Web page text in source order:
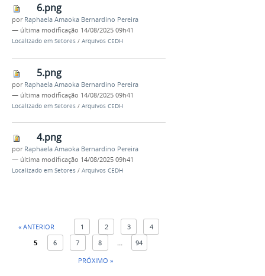
6.png
por Raphaela Amaoka Bernardino Pereira
— última modificação 14/08/2025 09h41
Localizado em Setores / Arquivos CEDH
5.png
por Raphaela Amaoka Bernardino Pereira
— última modificação 14/08/2025 09h41
Localizado em Setores / Arquivos CEDH
4.png
por Raphaela Amaoka Bernardino Pereira
— última modificação 14/08/2025 09h41
Localizado em Setores / Arquivos CEDH
« ANTERIOR 1 2 3
4
5
6 7 8 ...
94
PRÓXIMO »